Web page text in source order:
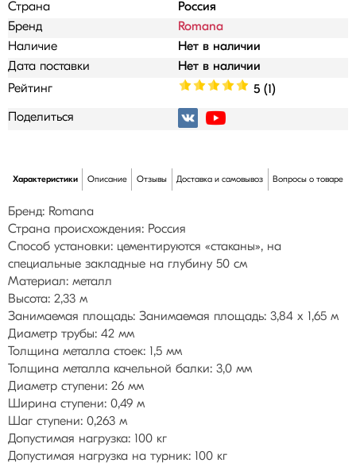
Страна
Россия
Бренд
Romana
Наличие
Нет в наличии
Дата поставки
Нет в наличии
Рейтинг
5 (1)
Поделиться
Характеристики Описание Отзывы Доставка и самовывоз Вопросы о товаре
Бренд: Romana
Страна происхождения: Россия
Способ установки: цементируются «стаканы», на
специальные закладные на глубину 50 см
Материал: металл
Высота: 2,33 м
Занимаемая площадь: Занимаемая площадь: 3,84 х 1,65 м
Диаметр трубы: 42 мм
Толщина металла стоек: 1,5 мм
Толщина металла качельной балки: 3,0 мм
Диаметр ступени: 26 мм
Ширина ступени: 0,49 м
Шаг ступени: 0,263 м
Допустимая нагрузка: 100 кг
Допустимая нагрузка на турник: 100 кг